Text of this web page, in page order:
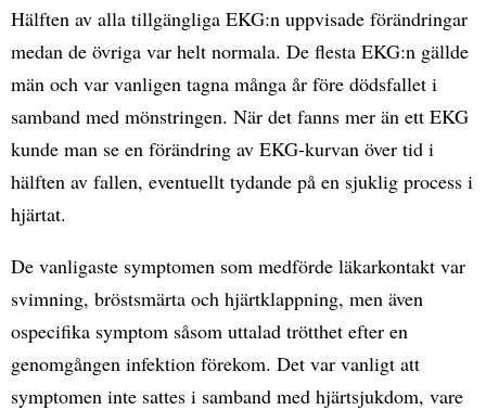
Hälften av alla tillgängliga EKG:n uppvisade förändringar
medan de övriga var helt normala. De flesta EKG:n gällde
män och var vanligen tagna många år före dödsfallet i
samband med mönstringen. När det fanns mer än ett EKG
kunde man se en förändring av EKG-kurvan över tid i
hälften av fallen, eventuellt tydande på en sjuklig process i
hjärtat.
De vanligaste symptomen som medförde läkarkontakt var
svimning, bröstsmärta och hjärtklappning, men även
ospecifika symptom såsom uttalad trötthet efter en
genomgången infektion förekom. Det var vanligt att
symptomen inte sattes i samband med hjärtsjukdom, vare